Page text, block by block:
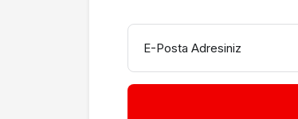
E-Posta Adresiniz